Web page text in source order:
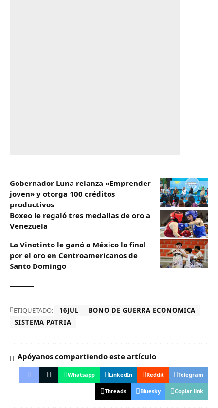
Gobernador Luna relanza «Emprender
joven» y otorga 100 créditos
productivos
Boxeo le regaló tres medallas de oro a
Venezuela
La Vinotinto le ganó a México la final
por el oro en Centroamericanos de
Santo Domingo
ETIQUETADO: 16JUL
BONO DE GUERRA ECONOMICA
SISTEMA PATRIA
Apóyanos compartiendo este artículo
Whatsapp LinkedIn Reddit Telegram
Threads Bluesky Copiar link